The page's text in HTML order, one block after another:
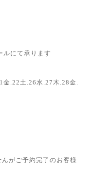
にて承ります
.22土.26水.27木.28金.
がご予約完了のお客様